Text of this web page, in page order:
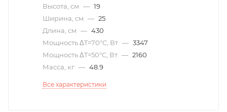
Высота, см — 19
Ширина, см — 25
Длина, см — 430
Мощность ΔT=70°С, Вт — 3347
Мощность ΔT=50°С, Вт — 2160
Масса, кг — 48.9
Все характеристики